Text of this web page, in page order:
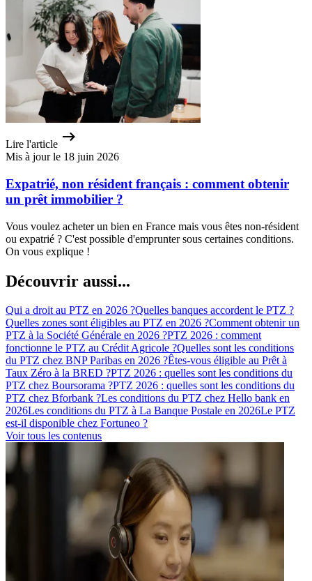
Lire l'article
Mis à jour le 18 juin 2026
Expatrié, non résident français : comment obtenir
un prêt immobilier ?
Vous voulez acheter un bien en France mais vous êtes non-résident
ou expatrié ? C'est possible d'emprunter sous certaines conditions.
On vous explique !
Découvrir aussi...
Qui a droit au PTZ en 2026 ?Quelles banques accordent le PTZ ?
Quelles zones sont éligibles au PTZ en 2026 ?Comment obtenir un
PTZ à la Société Générale en 2026 ?PTZ 2026 : comment
fonctionne le PTZ au Crédit Agricole ?Quelles sont les conditions
du PTZ chez BNP Paribas en 2026 ?Êtes-vous éligible au Prêt à
Taux Zéro à la BRED ?PTZ 2026 : quelles sont les conditions du
PTZ chez Boursorama ?PTZ 2026 : quelles sont les conditions du
PTZ chez Bforbank ?Les conditions du PTZ chez Hello bank en
2026Les conditions du PTZ à La Banque Postale en 2026Le PTZ
est-il disponible chez Fortuneo ?
Voir tous les contenus